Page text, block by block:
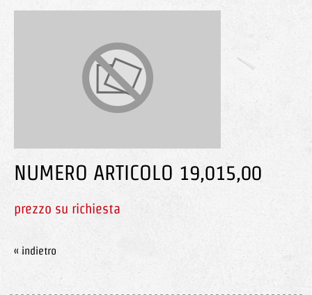
NUMERO ARTICOLO 19,015,00
prezzo su richiesta
« indietro